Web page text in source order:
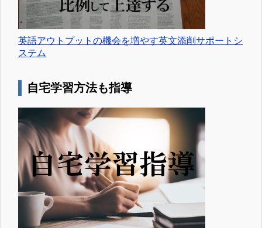
英語アウトプットの機会を増やす英文添削サポートシ
ステム
自宅学習方法も指導